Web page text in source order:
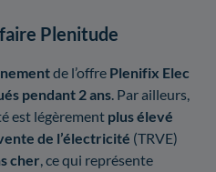
Plenitude
de l’offre Plenifix Elec
pendant 2 ans. Par ailleurs,
est légèrement plus élevé
de l’électricité (TRVE)
cher, ce qui représente